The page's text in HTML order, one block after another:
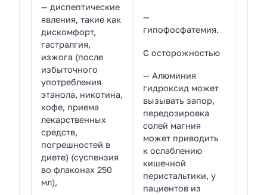
— диспептические
явления, такие как
дискомфорт,
гастралгия,
изжога (после
избыточного
употребления
этанола, никотина,
кофе, приема
лекарственных
средств,
погрешностей в
диете) (суспензия
во флаконах 250
мл),
—
гипофосфатемия.
С осторожностью
— Алюминия
гидроксид может
вызывать запор,
передозировка
солей магния
может приводить
к ослаблению
кишечной
перистальтики, у
пациентов из